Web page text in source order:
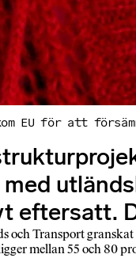
EU för att
eftersatt.
och Transport
mellan 55 och 80